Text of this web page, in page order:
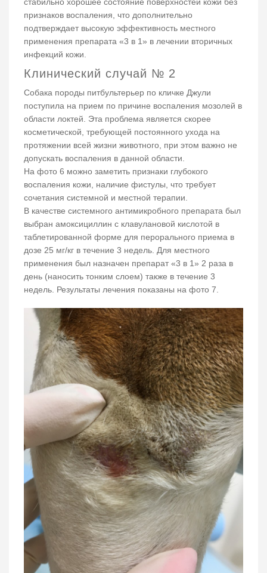
признаков воспаления, что дополнительно
подтверждает высокую эффективность местного
применения препарата «3 в 1» в лечении вторичных
инфекций кожи.
Клинический случай № 2
Собака породы питбультерьер по кличке Джули
поступила на прием по причине воспаления мозолей в
области локтей. Эта проблема является скорее
косметической, требующей постоянного ухода на
протяжении всей жизни животного, при этом важно не
допускать воспаления в данной области.
На фото 6 можно заметить признаки глубокого
воспаления кожи, наличие фистулы, что требует
сочетания системной и местной терапии.
В качестве системного антимикробного препарата был
выбран амоксициллин с клавулановой кислотой в
таблетированной форме для перорального приема в
дозе 25 мг/кг в течение 3 недель. Для местного
применения был назначен препарат «3 в 1» 2 раза в
день (наносить тонким слоем) также в течение 3
недель. Результаты лечения показаны на фото 7.